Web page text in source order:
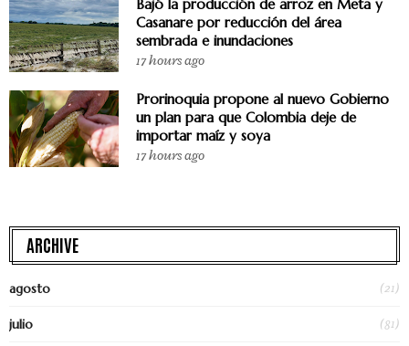
Bajó la producción de arroz en Meta y
Casanare por reducción del área
sembrada e inundaciones
17 hours ago
Prorinoquia propone al nuevo Gobierno
un plan para que Colombia deje de
importar maíz y soya
17 hours ago
ARCHIVE
agosto (21)
julio (81)